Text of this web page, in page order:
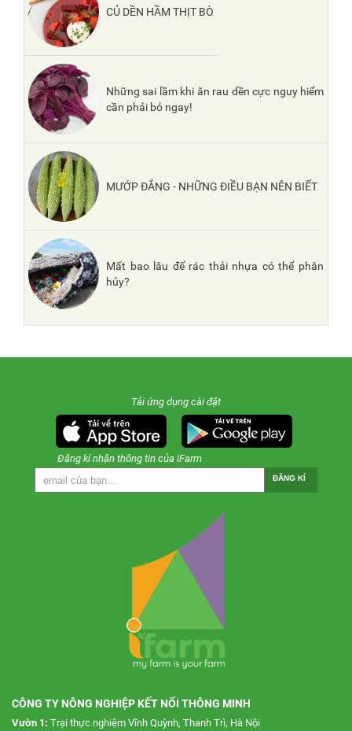
CỦ DỀN HẦM THỊT BÒ
Những sai lầm khi ăn rau dền cực nguy hiểm
cần phải bỏ ngay!
MƯỚP ĐẮNG - NHỮNG ĐIỀU BẠN NÊN BIẾT
Mất bao lâu để rác thải nhựa có thể phân
hủy?
Tải ứng dụng cài đặt
Đăng kí nhận thông tin của iFarm
ĐĂNG KÍ
CÔNG TY NÔNG NGHIỆP KẾT NỐI THÔNG MINH
Vườn 1: Trại thực nghiệm Vĩnh Quỳnh, Thanh Trì, Hà Nội